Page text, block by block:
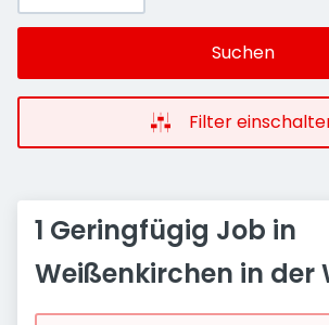
Suchen
Filter
1 Geringfügig Job in
Weißenkirchen in der